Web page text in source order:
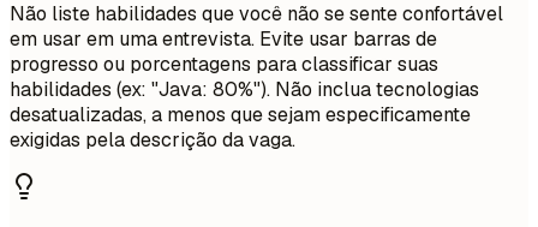
Não liste habilidades que você não se sente confortável
em usar em uma entrevista. Evite usar barras de
progresso ou porcentagens para classificar suas
habilidades (ex: "Java: 80%"). Não inclua tecnologias
desatualizadas, a menos que sejam especificamente
exigidas pela descrição da vaga.